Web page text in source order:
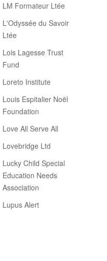
LM Formateur Ltée
L'Odyssée du Savoir
Ltée
Lois Lagesse Trust
Fund
Loreto Institute
Louis Espitalier Noël
Foundation
Love All Serve All
Lovebridge Ltd
Lucky Child Special
Education Needs
Association
Lupus Alert